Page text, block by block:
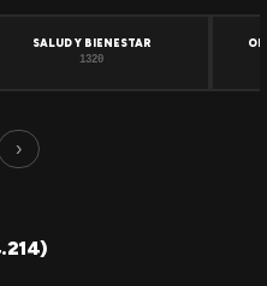
SALUD Y BIENESTAR
1320
›